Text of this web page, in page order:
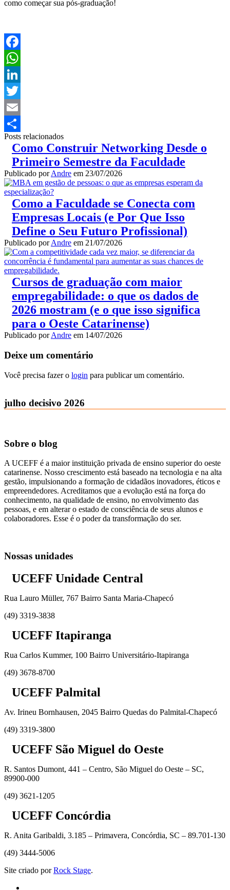
como começar sua pós-graduação!
Facebook
WhatsApp
LinkedIn
Twitter
Email
Share
Posts relacionados
Como Construir Networking Desde o
Primeiro Semestre da Faculdade
Publicado porAndre em 23/07/2026
Como a Faculdade se Conecta com
Empresas Locais (e Por Que Isso
Define o Seu Futuro Profissional)
Publicado porAndre em 21/07/2026
Cursos de graduação com maior
empregabilidade: o que os dados de
2026 mostram (e o que isso significa
para o Oeste Catarinense)
Publicado porAndre em 14/07/2026
Deixe um comentário
Você precisa fazer o login para publicar um comentário.
julho decisivo 2026
Sobre o blog
A UCEFF é a maior instituição privada de ensino superior do oeste
catarinense. Nosso crescimento está baseado na tecnologia e na alta
gestão, impulsionando a formação de cidadãos inovadores, éticos e
empreendedores. Acreditamos que a evolução está na força do
conhecimento, na qualidade de ensino, no envolvimento das
pessoas, e em alterar o estado de consciência de seus alunos e
colaboradores. Esse é o poder da transformação do ser.
Nossas unidades
UCEFF Unidade Central
Rua Lauro Müller, 767 Bairro Santa Maria-Chapecó
(49) 3319-3838
UCEFF Itapiranga
Rua Carlos Kummer, 100 Bairro Universitário-Itapiranga
(49) 3678-8700
UCEFF Palmital
Av. Irineu Bornhausen, 2045 Bairro Quedas do Palmital-Chapecó
(49) 3319-3800
UCEFF São Miguel do Oeste
R. Santos Dumont, 441 – Centro, São Miguel do Oeste – SC,
89900-000
(49) 3621-1205
UCEFF Concórdia
R. Anita Garibaldi, 3.185 – Primavera, Concórdia, SC – 89.701-130
(49) 3444-5006
Site criado porRock Stage.